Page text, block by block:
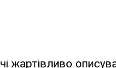
жартівливо